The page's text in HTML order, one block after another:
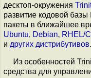
десктоп-окружения
развитие кодовой
пакеты в ближайшее
Ubuntu, Debian, RHEL/
и других дистрибутивов.
Из особенностей
средства для